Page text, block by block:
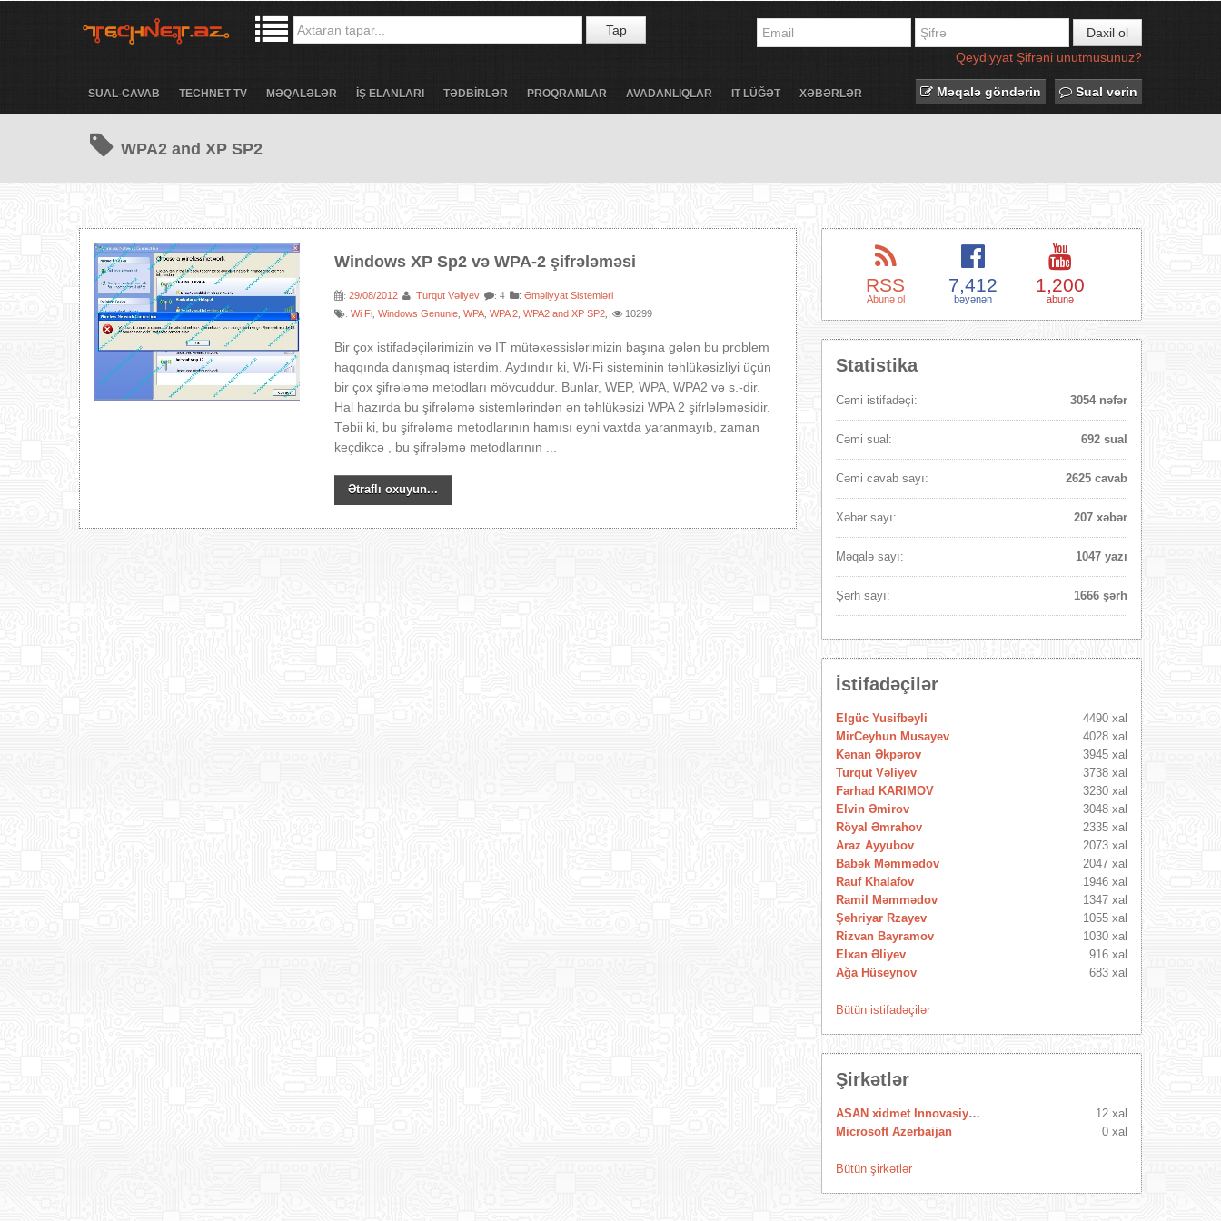
Tap
Daxil ol
Qeydiyyat Şifrəni unutmusunuz?
SUAL-CAVAB TECHNET TV MƏQALƏLƏR İŞ ELANLARI TƏDBİRLƏR PROQRAMLAR AVADANLIQLAR IT LÜĞƏT XƏBƏRLƏR Məqalə göndərin Sual verin
WPA2 and XP SP2
Windows XP Sp2 və WPA-2 şifrələməsi
:29/08/2012 :Turqut Vəliyev : 4 :Əməliyyat Sistemləri
:Wi Fi ,Windows Genunie ,WPA ,WPA 2 ,WPA2 and XP SP2 10299
Bir çox istifadəçilərimizin və IT mütəxəssislərimizin başına gələn bu problem
haqqında danışmaq istərdim. Aydındır ki, Wi-Fi sisteminin təhlükəsizliyi üçün
bir çox şifrələmə metodları mövcuddur. Bunlar, WEP, WPA, WPA2 və s.-dir.
Hal hazırda bu şifrələmə sistemlərindən ən təhlükəsizi WPA 2 şifrlələməsidir.
Təbii ki, bu şifrələmə metodlarının hamısı eyni vaxtda yaranmayıb, zaman
keçdikcə , bu şifrələmə metodlarının ...
Ətraflı oxuyun...
RSS
Abunə ol
7,412
bəyənən
1,200
abunə
Statistika
Cəmi istifadəçi: 3054 nəfər
Cəmi sual: 692 sual
Cəmi cavab sayı: 2625 cavab
Xəbər sayı: 207 xəbər
Məqalə sayı: 1047 yazı
Şərh sayı: 1666 şərh
İstifadəçilər
Elgüc Yusifbəyli
4490 xal
MirCeyhun Musayev
4028 xal
Kənan Əkpərov
3945 xal
Turqut Vəliyev
3738 xal
Farhad KARIMOV
3230 xal
Elvin Əmirov
3048 xal
Röyal Əmrahov
2335 xal
Araz Ayyubov
2073 xal
Babək Məmmədov
2047 xal
Rauf Khalafov
1946 xal
Ramil Məmmədov
1347 xal
Şəhriyar Rzayev
1055 xal
Rizvan Bayramov
1030 xal
Elxan Əliyev
916 xal
Ağa Hüseynov
683 xal
Bütün istifadəçilər
Şirkətlər
ASAN xidmet Innovasiya Mərkəzi
12 xal
Microsoft Azerbaijan
0 xal
Bütün şirkətlər